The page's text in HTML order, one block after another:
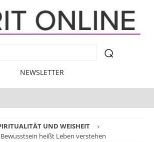
NEWSLETTER
UND WEISHEIT
heißt Leben verstehen